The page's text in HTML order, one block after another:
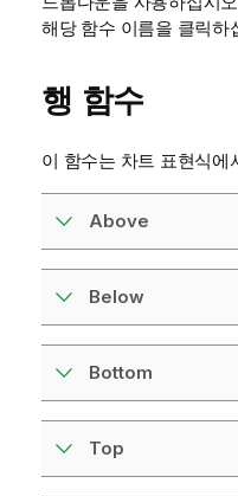
해당 함수 이름을 클릭하
행 함수
이 함수는 차트 표현식에
Above
Below
Bottom
Top